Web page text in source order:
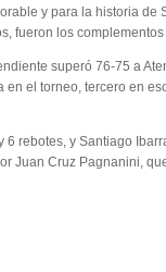
y para la historia de
fueron los complementos
superó 76-75 a
el torneo, tercero en
6 rebotes, y Santiago
Juan Cruz Pagnanini,